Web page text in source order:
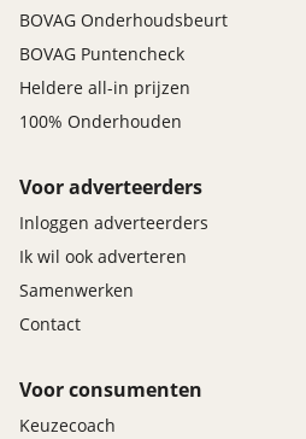
BOVAG Onderhoudsbeurt
BOVAG Puntencheck
Heldere all-in prijzen
100% Onderhouden
Voor adverteerders
Inloggen adverteerders
Ik wil ook adverteren
Samenwerken
Contact
Voor consumenten
Keuzecoach